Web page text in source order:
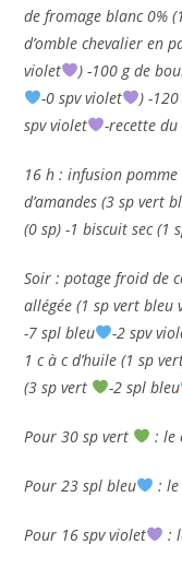
de fromage blanc 0%
d’omble chevalier en
violet
) -100 g de
-0 spv violet
) -
spv violet
-recette
16 h : infusion pomme
d’amandes (3 sp vert
(0 sp) -1 biscuit sec (1
Soir : potage froid de
allégée (1 sp vert bleu
-7 spl bleu
-2 spv
1 c à c d’huile (1 sp
(3 sp vert
-2 spl bleu
Pour 30 sp vert : le
Pour 23 spl bleu :
Pour 16 spv violet :